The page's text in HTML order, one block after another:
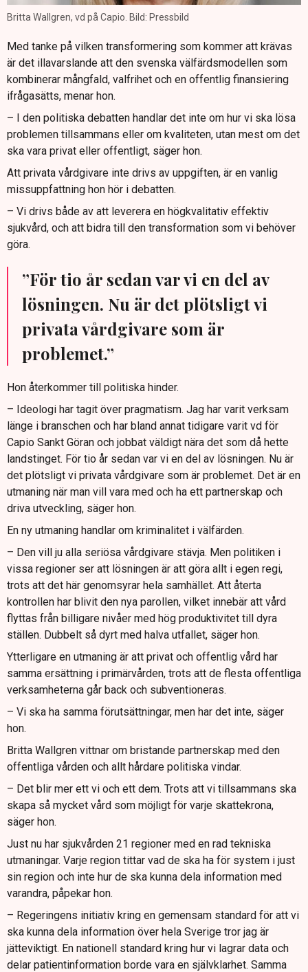
Britta Wallgren, vd på Capio. Bild: Pressbild
Med tanke på vilken transformering som kommer att krävas
är det illavarslande att den svenska välfärdsmodellen som
kombinerar mångfald, valfrihet och en offentlig finansiering
ifrågasätts, menar hon.
– I den politiska debatten handlar det inte om hur vi ska lösa
problemen tillsammans eller om kvaliteten, utan mest om det
ska vara privat eller offentligt, säger hon.
Att privata vårdgivare inte drivs av uppgiften, är en vanlig
missuppfattning hon hör i debatten.
– Vi drivs både av att leverera en högkvalitativ effektiv
sjukvård, och att bidra till den transformation som vi behöver
göra.
”För tio år sedan var vi en del av
lösningen. Nu är det plötsligt vi
privata vårdgivare som är
problemet.”
Hon återkommer till politiska hinder.
– Ideologi har tagit över pragmatism. Jag har varit verksam
länge i branschen och har bland annat tidigare varit vd för
Capio Sankt Göran och jobbat väldigt nära det som då hette
landstinget. För tio år sedan var vi en del av lösningen. Nu är
det plötsligt vi privata vårdgivare som är problemet. Det är en
utmaning när man vill vara med och ha ett partnerskap och
driva utveckling, säger hon.
En ny utmaning handlar om kriminalitet i välfärden.
– Den vill ju alla seriösa vårdgivare stävja. Men politiken i
vissa regioner ser att lösningen är att göra allt i egen regi,
trots att det här genomsyrar hela samhället. Att återta
kontrollen har blivit den nya parollen, vilket innebär att vård
flyttas från billigare nivåer med hög produktivitet till dyra
ställen. Dubbelt så dyrt med halva utfallet, säger hon.
Ytterligare en utmaning är att privat och offentlig vård har
samma ersättning i primärvården, trots att de flesta offentliga
verksamheterna går back och subventioneras.
– Vi ska ha samma förutsättningar, men har det inte, säger
hon.
Britta Wallgren vittnar om bristande partnerskap med den
offentliga vården och allt hårdare politiska vindar.
– Det blir mer ett vi och ett dem. Trots att vi tillsammans ska
skapa så mycket vård som möjligt för varje skattekrona,
säger hon.
Just nu har sjukvården 21 regioner med en rad tekniska
utmaningar. Varje region tittar vad de ska ha för system i just
sin region och inte hur de ska kunna dela information med
varandra, påpekar hon.
– Regeringens initiativ kring en gemensam standard för att vi
ska kunna dela information över hela Sverige tror jag är
jätteviktigt. En nationell standard kring hur vi lagrar data och
delar patientinformation borde vara en självklarhet. Samma